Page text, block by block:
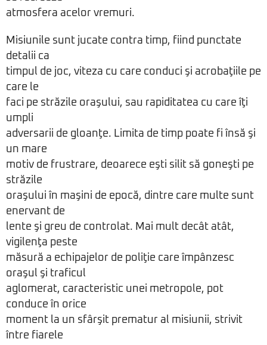
atmosfera acelor vremuri.
Misiunile sunt jucate contra timp, fiind punctate
detalii ca
timpul de joc, viteza cu care conduci şi acrobaţiile pe
care le
faci pe străzile oraşului, sau rapiditatea cu care îţi
umpli
adversarii de gloanţe. Limita de timp poate fi însă şi
un mare
motiv de frustrare, deoarece eşti silit să goneşti pe
străzile
oraşului în maşini de epocă, dintre care multe sunt
enervant de
lente şi greu de controlat. Mai mult decât atât,
vigilenţa peste
măsură a echipajelor de poliţie care împânzesc
oraşul şi traficul
aglomerat, caracteristic unei metropole, pot
conduce în orice
moment la un sfârşit prematur al misiunii, strivit
între fiarele